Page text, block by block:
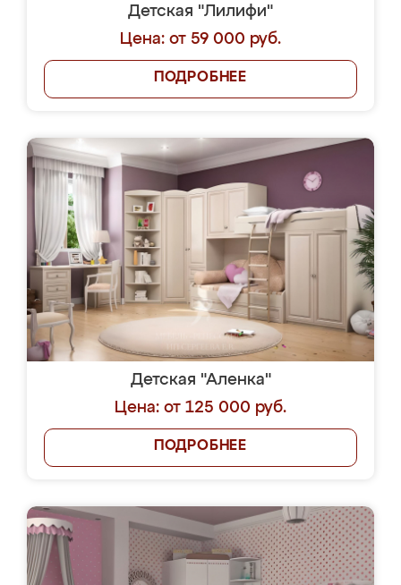
Детская "Лилифи"
Цена: от 59 000 руб.
ПОДРОБНЕЕ
Детская "Аленка"
Цена: от 125 000 руб.
ПОДРОБНЕЕ